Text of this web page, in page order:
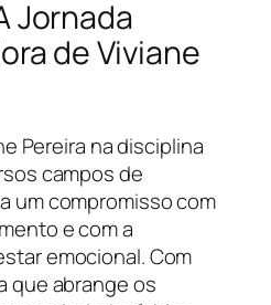
Jornada
de Viviane
Pereira na disciplina
campos de
um compromisso com
e com a
emocional. Com
que abrange os